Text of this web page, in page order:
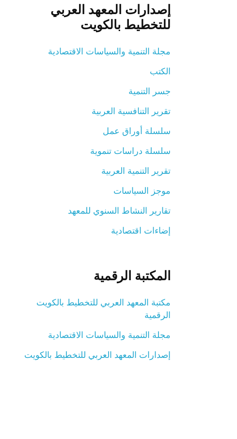
إصدارات المعهد العربي
للتخطيط بالكويت
مجلة التنمية والسياسات الاقتصادية
الكتب
جسر التنمية
تقرير التنافسية العربية
سلسلة أوراق عمل
سلسلة دراسات تنموية
تقرير التنمية العربية
موجز السياسات
تقارير النشاط السنوي للمعهد
إضاءات اقتصادية
المكتبة الرقمية
مكتبة المعهد العربي للتخطيط بالكويت
الرقمية
مجلة التنمية والسياسات الاقتصادية
إصدارات المعهد العربي للتخطيط بالكويت